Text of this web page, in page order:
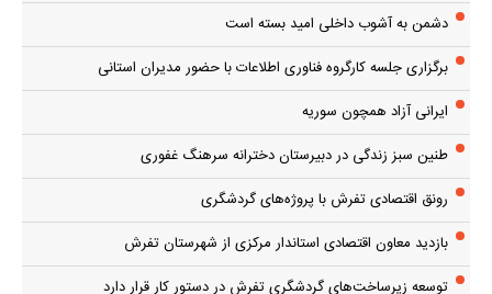
دشمن به آشوب داخلی امید بسته است
برگزاری جلسه کارگروه فناوری اطلاعات با حضور مدیران استانی
ایرانی آزاد همچون سوریه
طنین سبز زندگی در دبیرستان دخترانه سرهنگ غفوری
رونق اقتصادی تفرش با پروژه‌های گردشگری
بازدید معاون اقتصادی استاندار مرکزی از شهرستان تفرش
توسعه زیرساخت‌های گردشگری تفرش در دستور کار قرار دارد